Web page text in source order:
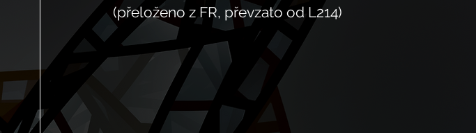
(přeloženo z FR, převzato od L214)